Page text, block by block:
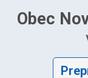
Obec